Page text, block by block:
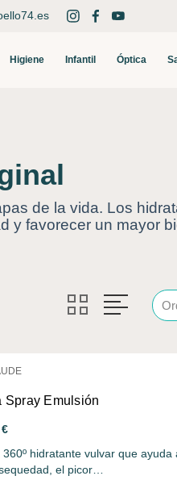
Higiene Infantil Óptica
de la vida. Los
y favorecer un mayor
Spray Emulsión
360º hidratante vulvar que
el picor…